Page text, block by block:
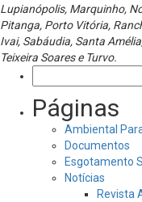
Lupianópolis, Marquinho,
Pitanga, Porto Vitória,
Ivai, Sabáudia, Santa
Teixeira Soares e Turvo.
por:
Páginas
Ambiental
Documentos
Esgotamento
Notícias
Revista